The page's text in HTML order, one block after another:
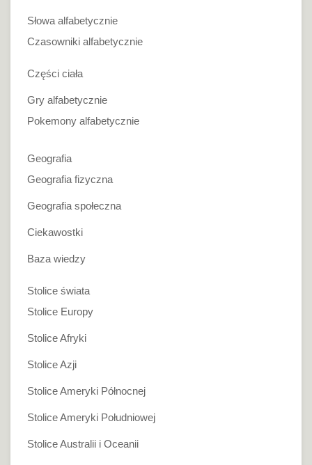
Słowa alfabetycznie
Czasowniki alfabetycznie
Części ciała
Gry alfabetycznie
Pokemony alfabetycznie
Geografia
Geografia fizyczna
Geografia społeczna
Ciekawostki
Baza wiedzy
Stolice świata
Stolice Europy
Stolice Afryki
Stolice Azji
Stolice Ameryki Północnej
Stolice Ameryki Południowej
Stolice Australii i Oceanii